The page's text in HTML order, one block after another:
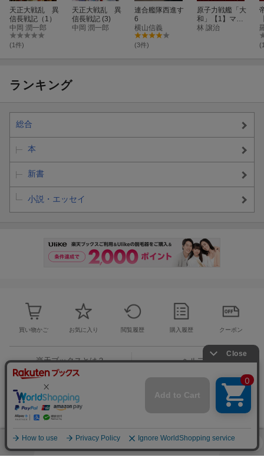
天正大戦乱 異
信長戦記（1）
中岡 潤一郎
(1件)
天正大戦乱 異
信長戦記 (3)
中岡 潤一郎
連合艦隊西進す
6
横山信義
(3件)
原子力戦艦「大
和」【1】マレ
ー沖Z艦隊撃
林 譲治
ランキング
総合
本
新書
小説・エッセイ
買い物かご お気に入り 閲覧履歴 購入履歴 クーポン
楽天ブックスとは？ ヘルプ
お問い合わせ窓口 ご意見・ご要望
楽天ブックストップ 楽天Koboトップ 楽天市場トップ